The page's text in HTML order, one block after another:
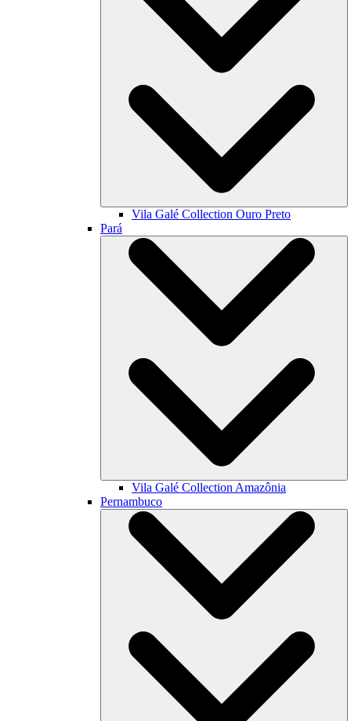
Vila Galé Collection Ouro Preto
Pará
Vila Galé Collection Amazônia
Pernambuco